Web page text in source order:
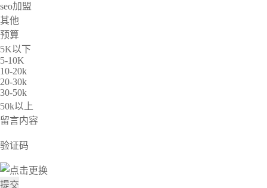
seo加盟
其他
预算
5K以下
5-10K
10-20k
20-30k
30-50k
50k以上
留言内容
验证码